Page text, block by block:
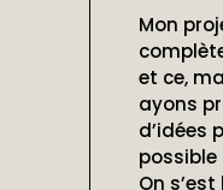
Mon
et ce,
ayons
d’idées
possible
On